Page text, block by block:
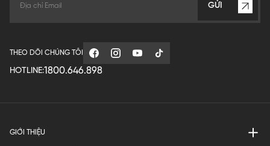
GỬI
THEO DÕI CHÚNG TÔI
HOTLINE:1800.646.898
GIỚI THIỆU